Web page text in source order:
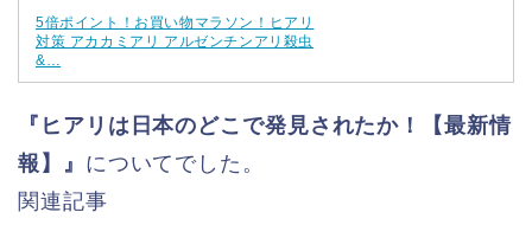
5倍ポイント！お買い物マラソン！ヒアリ
対策 アカカミアリ アルゼンチンアリ殺虫
&…
『ヒアリは日本のどこで発見されたか！【最新情
報】』 についてでした。
関連記事